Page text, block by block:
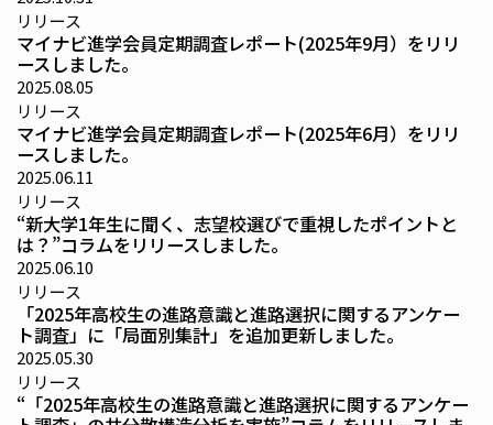
リリース
マイナビ進学会員定期調査レポート(2025年9月）をリリ
ースしました。
2025.08.05
リリース
マイナビ進学会員定期調査レポート(2025年6月）をリリ
ースしました。
2025.06.11
リリース
“新大学1年生に聞く、志望校選びで重視したポイントと
は？”コラムをリリースしました。
2025.06.10
リリース
「2025年高校生の進路意識と進路選択に関するアンケー
ト調査」に「局面別集計」を追加更新しました。
2025.05.30
リリース
“「2025年高校生の進路意識と進路選択に関するアンケー